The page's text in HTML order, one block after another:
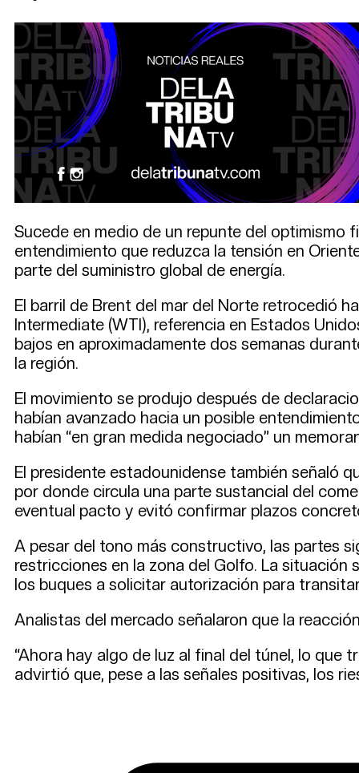
Sucede en medio de un repunte del optimismo
entendimiento que reduzca la tensión en
parte del suministro global de energía.
El barril de Brent del mar del Norte retrocedió
Intermediate (WTI), referencia en Estados
bajos en aproximadamente dos semanas
la región.
El movimiento se produjo después de
habían avanzado hacia un posible
habían “en gran medida negociado” un
El presidente estadounidense también señaló
por donde circula una parte sustancial del
eventual pacto y evitó confirmar plazos
A pesar del tono más constructivo, las partes
restricciones en la zona del Golfo. La situación
los buques a solicitar autorización para
Analistas del mercado señalaron que la
“Ahora hay algo de luz al final del túnel, lo que
advirtió que, pese a las señales positivas, los